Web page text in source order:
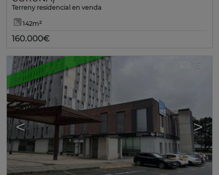
Terreny residencial en venda
142m²
160.000€
< >
15